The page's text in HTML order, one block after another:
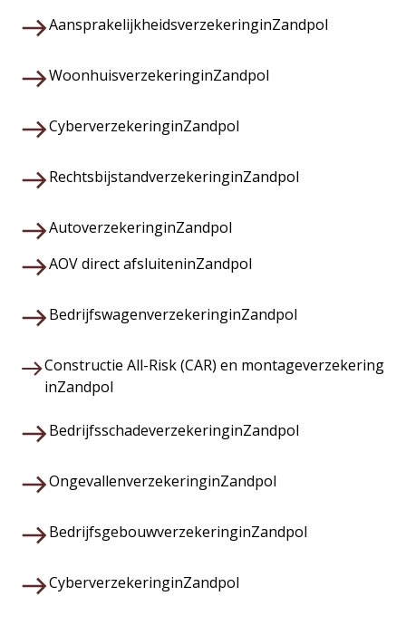
AansprakelijkheidsverzekeringinZandpol
WoonhuisverzekeringinZandpol
CyberverzekeringinZandpol
RechtsbijstandverzekeringinZandpol
AutoverzekeringinZandpol
AOV direct afsluiteninZandpol
BedrijfswagenverzekeringinZandpol
Constructie All-Risk (CAR) en montageverzekering
inZandpol
BedrijfsschadeverzekeringinZandpol
OngevallenverzekeringinZandpol
BedrijfsgebouwverzekeringinZandpol
CyberverzekeringinZandpol